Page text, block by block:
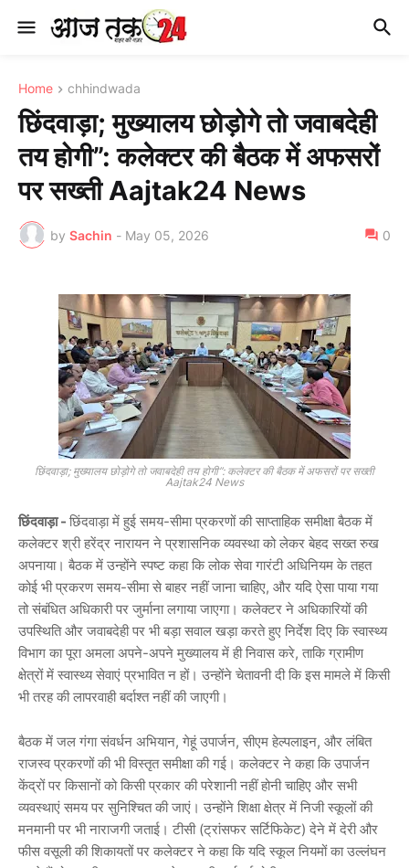
Home chhindwada
छिंदवाड़ा; मुख्यालय छोड़ोगे तो जवाबदेही
तय होगी”: कलेक्टर की बैठक में अफसरों
पर सख्ती Aajtak24 News
by Sachin - May 05, 2026 0
छिंदवाड़ा; मुख्यालय छोड़ोगे तो जवाबदेही तय होगी”: कलेक्टर की बैठक में अफसरों पर सख्ती
Aajtak24 News
छिंदवाड़ा - छिंदवाड़ा में हुई समय-सीमा प्रकरणों की साप्ताहिक समीक्षा बैठक में
कलेक्टर श्री हरेंद्र नारायन ने प्रशासनिक व्यवस्था को लेकर बेहद सख्त रुख
अपनाया। बैठक में उन्होंने स्पष्ट कहा किलोक सेवा गारंटी अधिनियम के तहत
कोई भी प्रकरण समय-सीमा से बाहर नहीं जाना चाहिए, और यदि ऐसा पाया गया
तो संबंधित अधिकारी पर जुर्माना लगाया जाएगा। कलेक्टर ने अधिकारियों की
उपस्थिति और जवाबदेही पर भी बड़ा सवाल खड़ा करते हुए निर्देश दिए किस्वास्थ्य
विभाग का पूरा अमला अपने-अपने मुख्यालय में ही निवास करे, ताकि ग्रामीण
क्षेत्रों में स्वास्थ्य सेवाएं प्रभावित न हों। उन्होंने चेतावनी दी कि इस मामले में किसी
भी तरह की लापरवाही बर्दाश्त नहीं की जाएगी।
बैठक में जल गंगा संवर्धन अभियान, गेहूं उपार्जन, सीएम हेल्पलाइन, और लंबित
राजस्व प्रकरणों की भी विस्तृत समीक्षा की गई। कलेक्टर ने कहा कि उपार्जन
केंद्रों पर किसानों को किसी प्रकार की परेशानी नहीं होनी चाहिए और सभी
व्यवस्थाएं समय पर सुनिश्चित की जाएं। उन्होंने शिक्षा क्षेत्र में निजी स्कूलों की
मनमानी पर भी नाराजगी जताई। टीसी (ट्रांसफर सर्टिफिकेट) देने में देरी और
फीस वसूली की शिकायतों पर कलेक्टर ने कहा कि यदि स्कूल नियमों का उल्लंघन